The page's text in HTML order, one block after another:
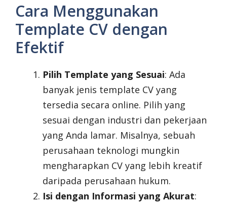
Cara Menggunakan
Template CV dengan
Efektif
Pilih Template yang Sesuai: Ada
banyak jenis template CV yang
tersedia secara online. Pilih yang
sesuai dengan industri dan pekerjaan
yang Anda lamar. Misalnya, sebuah
perusahaan teknologi mungkin
mengharapkan CV yang lebih kreatif
daripada perusahaan hukum.
Isi dengan Informasi yang Akurat: